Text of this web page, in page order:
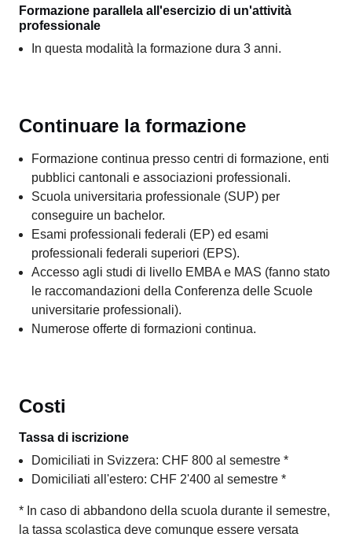
Formazione parallela all'esercizio di un'attività
professionale
In questa modalità la formazione dura 3 anni.
Continuare la formazione
Formazione continua presso centri di formazione, enti
pubblici cantonali e associazioni professionali.
Scuola universitaria professionale (SUP) per
conseguire un bachelor.
Esami professionali federali (EP) ed esami
professionali federali superiori (EPS).
Accesso agli studi di livello EMBA e MAS (fanno stato
le raccomandazioni della Conferenza delle Scuole
universitarie professionali).
Numerose offerte di formazioni continua.
Costi
Tassa di iscrizione
Domiciliati in Svizzera: CHF 800 al semestre *
Domiciliati all'estero: CHF 2'400 al semestre *
* In caso di abbandono della scuola durante il semestre,
la tassa scolastica deve comunque essere versata